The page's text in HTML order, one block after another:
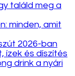
találd meg a
minden, amit
2026-ban
ízek és díszítés
drink a nyári